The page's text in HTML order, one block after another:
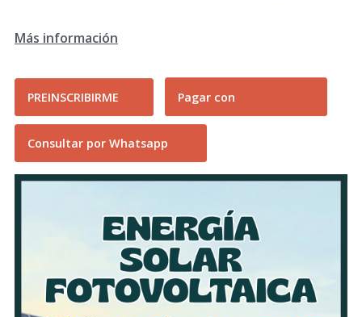
Más información
PREINSCRIBIRME Pagar con
Consultar por Whatsapp